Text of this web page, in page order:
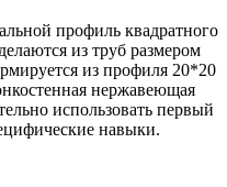
профиль квадратного
из труб размером
из профиля 20*20
нержавеющая
использовать первый
навыки.